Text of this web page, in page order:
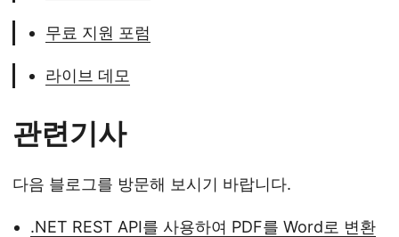
무료 지원 포럼
라이브 데모
관련기사
다음 블로그를 방문해 보시기 바랍니다.
.NET REST API를 사용하여 PDF를 Word로 변환